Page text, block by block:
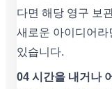
다면 해당 영구 보
새로운 아이디어라
있습니다.
04 시간을 내거나